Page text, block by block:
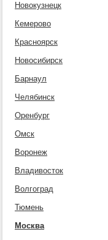
Новокузнецк
Кемерово
Красноярск
Новосибирск
Барнаул
Челябинск
Оренбург
Омск
Воронеж
Владивосток
Волгоград
Тюмень
Москва